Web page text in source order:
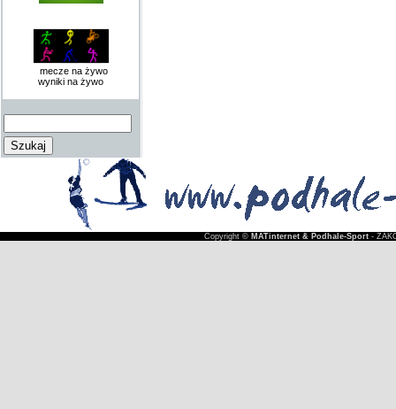
mecze na żywo
wyniki na żywo
Copyright © MATinternet & Podhale-Sport-